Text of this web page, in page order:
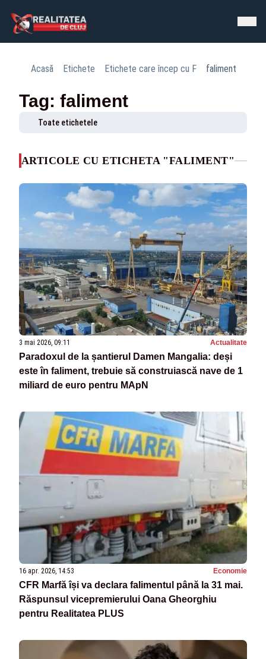
Acasă Etichete Etichete care încep cu F faliment
Tag: faliment
Toate etichetele
ARTICOLE CU ETICHETA "FALIMENT"
3 mai 2026, 09:11 Actualitate
Paradoxul de la șantierul Damen Mangalia: deși
este în faliment, trebuie să construiască nave de 1
miliard de euro pentru MApN
16 apr. 2026, 14:53 Economie
CFR Marfă își va declara falimentul până la 31 mai.
Răspunsul vicepremierului Oana Gheorghiu
pentru Realitatea PLUS